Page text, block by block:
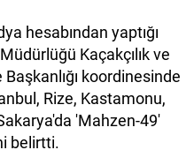
hesabından yaptığı
Kaçakçılık ve
koordinesinde
Rize, Kastamonu,
'Mahzen-49'
belirtti.